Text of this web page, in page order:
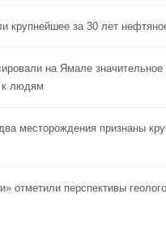
крупнейшее за 30 лет
на Ямале
людям
месторождения признаны
отметили перспективы